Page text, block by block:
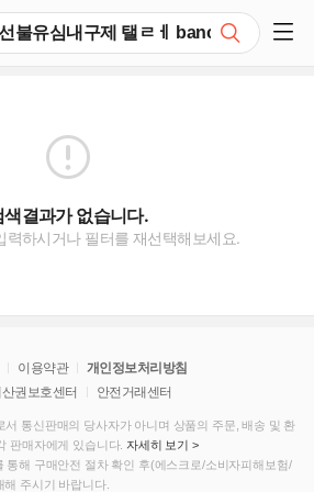
색결과가 없습니다.
력하시거나 필터를 재선택해보세요.
이용약관
개인정보처리방침
권보호센터
안전거래센터
서 통신판매의 당사자가 아니며 상품의 주문, 배송 및 환
판매자에게 있습니다. 자세히 보기 >
통해 구매안전 절차 확인 후(에스크로/소비자피해보험/
주시기 바랍니다.